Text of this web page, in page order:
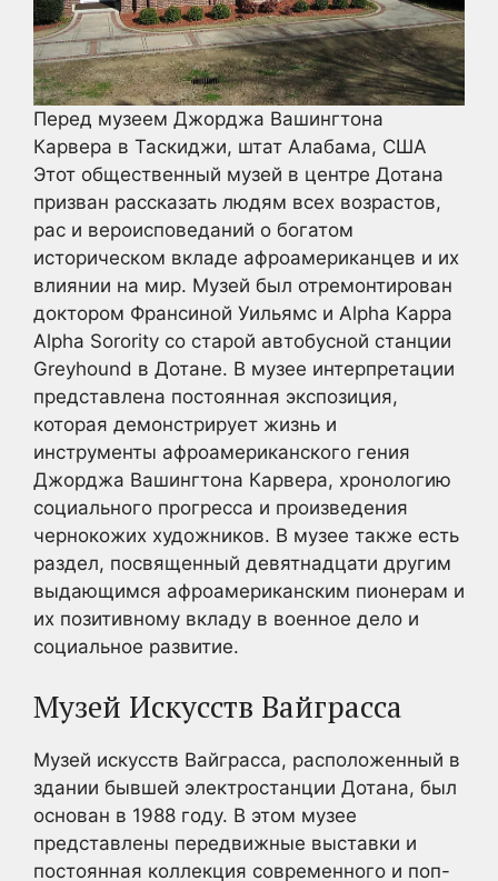
Перед музеем Джорджа Вашингтона
Карвера в Таскиджи, штат Алабама, США
Этот общественный музей в центре Дотана
призван рассказать людям всех возрастов,
рас и вероисповеданий о богатом
историческом вкладе афроамериканцев и их
влиянии на мир. Музей был отремонтирован
доктором Франсиной Уильямс и Alpha Kappa
Alpha Sorority со старой автобусной станции
Greyhound в Дотане. В музее интерпретации
представлена постоянная экспозиция,
которая демонстрирует жизнь и
инструменты афроамериканского гения
Джорджа Вашингтона Карвера, хронологию
социального прогресса и произведения
чернокожих художников. В музее также есть
раздел, посвященный девятнадцати другим
выдающимся афроамериканским пионерам и
их позитивному вкладу в военное дело и
социальное развитие.
Музей Искусств Вайграсса
Музей искусств Вайграсса, расположенный в
здании бывшей электростанции Дотана, был
основан в 1988 году. В этом музее
представлены передвижные выставки и
постоянная коллекция современного и поп-